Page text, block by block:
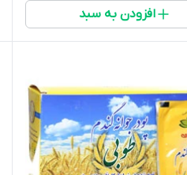
افزودن به سبد